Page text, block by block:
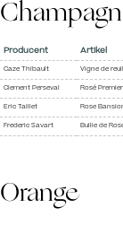
Producent Artikel
Caze Thibault Vigne de
Clement Perseval Rosé
Eric Taillet Rose
Frederic Savart
Orange